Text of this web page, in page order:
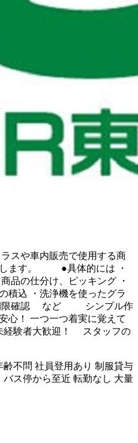
スや車内販売で使用する商
します。 ●具体的には ・
品の仕分け、ピッキング ・
積込 ・洗浄機を使ったグラ
期限確認 など シンプル作
心！ 一つ一つ着実に覚えて
者大歓迎！ スタッフの
齢不問 社員登用あり 制服貸与
バス停から至近 転勤なし 大量